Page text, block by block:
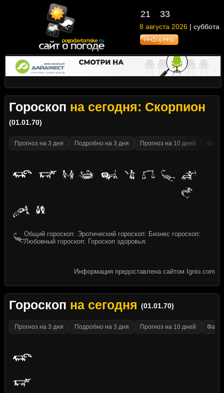
21 33
8 августа 2026 | суббота
Гороскоп на сегодня: Скорпион
(01.01.70)
Прогноз на 3 дня Подробно на 3 дня Прогноз на 10 дней
Общий гороскоп: Эротический гороскоп: Бизнес гороскоп:
Любовный гороскоп: Гороскоп здоровья:
Информация предоставлена сайтом Ignio.com
Гороскоп на сегодня (01.01.70)
Прогноз на 3 дня Подробно на 3 дня Прогноз на 10 дней